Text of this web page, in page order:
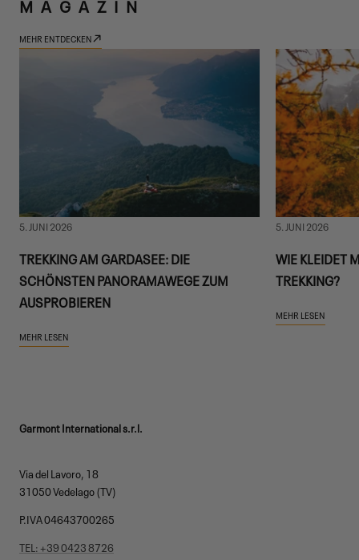
MEHR ENTDECKEN
5. JUNI 2026
TREKKING AM GARDASEE: DIE
SCHÖNSTEN PANORAMAWEGE ZUM
AUSPROBIEREN
MEHR LESEN
5. JUNI 2026
WIE KLEIDET
TREKKING?
MEHR LESEN
Garmont International s.r.l.
Via del Lavoro, 18
31050 Vedelago (TV)
P.IVA 04643700265
TEL: +39 0423 8726